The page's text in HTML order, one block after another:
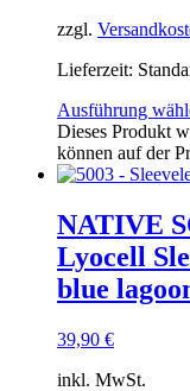
zzgl.
Lieferzeit:
Ausführung
Dieses Produkt
können auf der
NATIVE
Lyocell
blue
39,90 €
inkl. MwSt.